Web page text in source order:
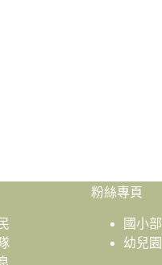
粉絲專頁
國小部
幼兒園